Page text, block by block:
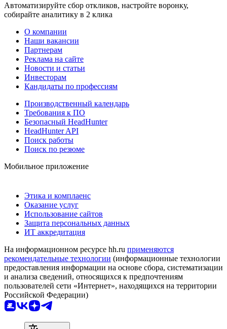
Автоматизируйте сбор откликов, настройте воронку,
собирайте аналитику в 2 клика
О компании
Наши вакансии
Партнерам
Реклама на сайте
Новости и статьи
Инвесторам
Кандидаты по профессиям
Производственный календарь
Требования к ПО
Безопасный HeadHunter
HeadHunter API
Поиск работы
Поиск по резюме
Мобильное приложение
Этика и комплаенс
Оказание услуг
Использование сайтов
Защита персональных данных
ИТ аккредитация
На информационном ресурсе hh.ru применяются
рекомендательные технологии (информационные технологии
предоставления информации на основе сбора, систематизации
и анализа сведений, относящихся к предпочтениям
пользователей сети «Интернет», находящихся на территории
Российской Федерации)